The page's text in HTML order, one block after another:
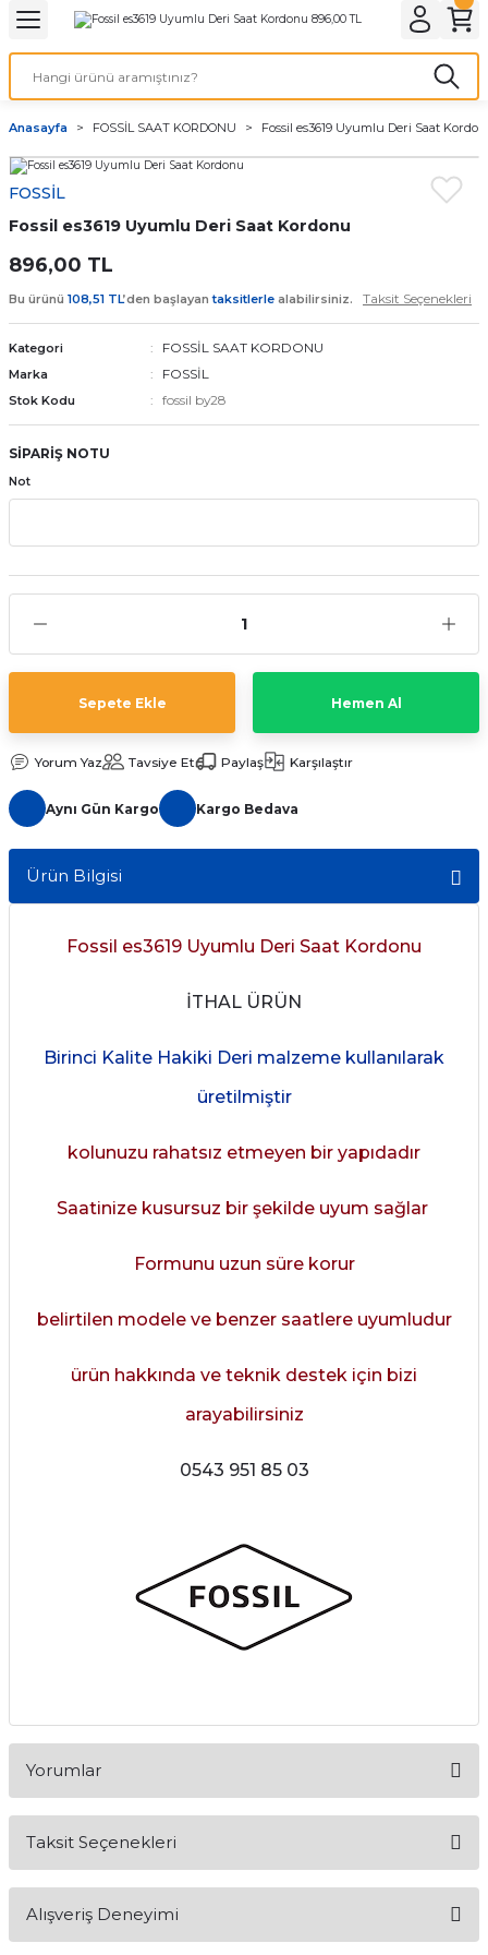
Geri Dön
& ELEKTİRİK AYDINLATMA & ELEKTRİK
Geri Dön
ve Cihaz Pilleri
ÇEŞİTLERİ
Geri Dön
Geri Dön
Kordon Çeşitleri
saat kordonu
Kordonları
Anasayfa FOSSİL SAAT KORDONU Fossil es3619 Uyumlu Deri Saat
FOSSİL
Fossil es3619 Uyumlu Deri Saat Kordonu
896,00 TL
Bu ürünü 108,51 TL’den başlayantaksitlerle alabilirsiniz. Taksit Seçenekleri
Kategori FOSSİL SAAT KORDONU
Marka FOSSİL
Stok Kodu fossil by28
SİPARİŞ NOTU
Not
Sepete Ekle Hemen Al
Yorum Yaz Tavsiye Et Paylaş Karşılaştır
Aynı Gün Kargo Kargo Bedava
Ürün Bilgisi
Fossil es3619 Uyumlu Deri Saat Kordonu
İTHAL ÜRÜN
Birinci Kalite Hakiki Deri malzeme kullanılarak
üretilmiştir
kolunuzu rahatsız etmeyen bir yapıdadır
Saatinize kusursuz bir şekilde uyum sağlar
Formunu uzun süre korur
belirtilen modele ve benzer saatlere uyumludur
ürün hakkında ve teknik destek için bizi
arayabilirsiniz
0543 951 85 03
Yorumlar
Taksit Seçenekleri
Alışveriş Deneyimi